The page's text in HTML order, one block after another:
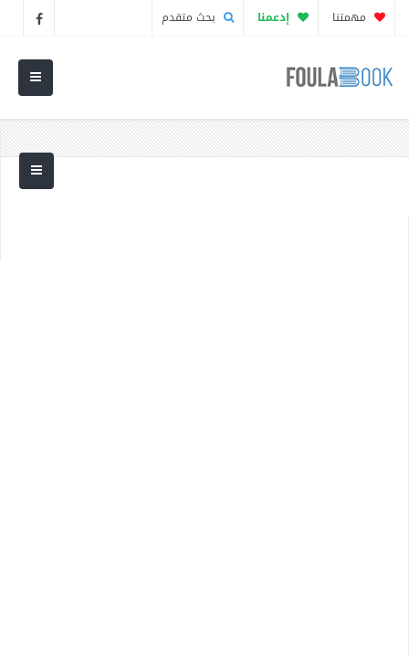
مهمتنا إدعمنا بحث متقدم